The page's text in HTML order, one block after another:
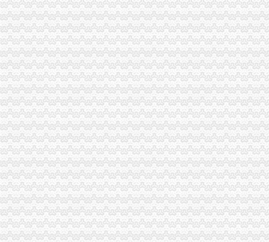
重庆代理记帐|重庆财务公司|重庆文秋财务咨询有限公司|重庆工商代办
南岸区代办营业执照
卓越国虹时代中心写字楼出售,南岸新地标纯办公区现房挑高5.1米
南岸区营业执照代办_志趣网
重庆南岸代办理营业执照代办公司营业执照-益记财务公司_【会计服务
重庆南岸区个体户营业执照办理办个体户_搜问问
重庆南岸区代办公司营业执照_南坪代理公司注册_个体户工商登记_开
福利社
福利社的微博_腾讯微博
福利社
福利社_圈子_杭州19楼
福利社-苹果笔记本,iPhone,iPad,苹果正品购买,在这里有便宜的苹
品宝贝福利社|品宅男福利社天天更新！每日有福利,来找福利
南山代办营业执照
南油代理注册公司南山区南头代办营业执照后海代办个体工商户-一
深圳南山代办营业执照,南山申请进出口经营_志趣网
【深圳南山区招商大厦代办营业执照】价格,厂家,图片,公司注册、
南山区注册营业执照流程哪家代理机构靠谱？-商务-十堰网
深圳南山在那办营业执照_新闻_江西信息资讯网